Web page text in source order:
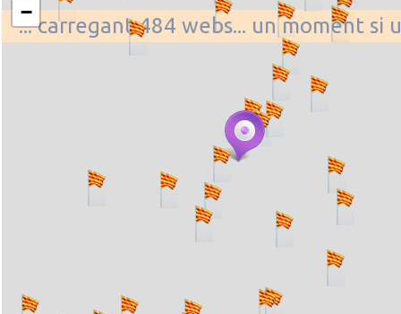
... carregant 484 webs... un moment si
−